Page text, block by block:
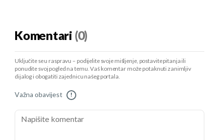
Komentari (0)
Uključite se u raspravu – podijelite svoje mišljenje, postavite pitanja ili
ponudite svoj pogled na temu. Vaš komentar može potaknuti zanimljiv
dijalog i obogatiti zajednicu našeg portala.
Važna obavijest !